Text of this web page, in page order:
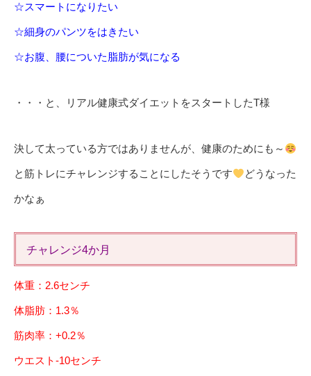
☆スマートになりたい
☆細身のパンツをはきたい
☆お腹、腰についた脂肪が気になる
・・・と、リアル健康式ダイエットをスタートしたT様
決して太っている方ではありませんが、健康のためにも～
と筋トレにチャレンジすることにしたそうです どうなった
かなぁ
チャレンジ4か月
体重：2.6センチ
体脂肪：1.3％
筋肉率：+0.2％
ウエスト-10センチ